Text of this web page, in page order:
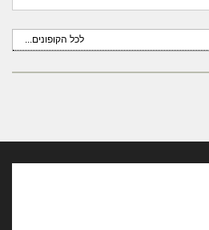
לכל הקופונים...